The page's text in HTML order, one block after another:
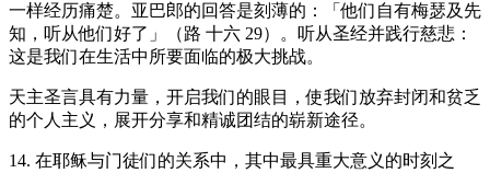
一样经历痛楚。亚巴郎的回答是刻薄的：「他们自有梅瑟及先
知，听从他们好了」（路 十六 29）。听从圣经并践行慈悲：
这是我们在生活中所要面临的极大挑战。
天主圣言具有力量，开启我们的眼目，使我们放弃封闭和贫乏
的个人主义，展开分享和精诚团结的崭新途径。
14. 在耶稣与门徒们的关系中，其中最具重大意义的时刻之